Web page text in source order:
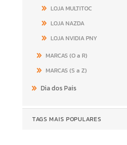
LOJA MULTITOC
LOJA NAZDA
LOJA NVIDIA PNY
MARCAS (O a R)
MARCAS (S a Z)
Dia dos Pais
TAGS MAIS POPULARES